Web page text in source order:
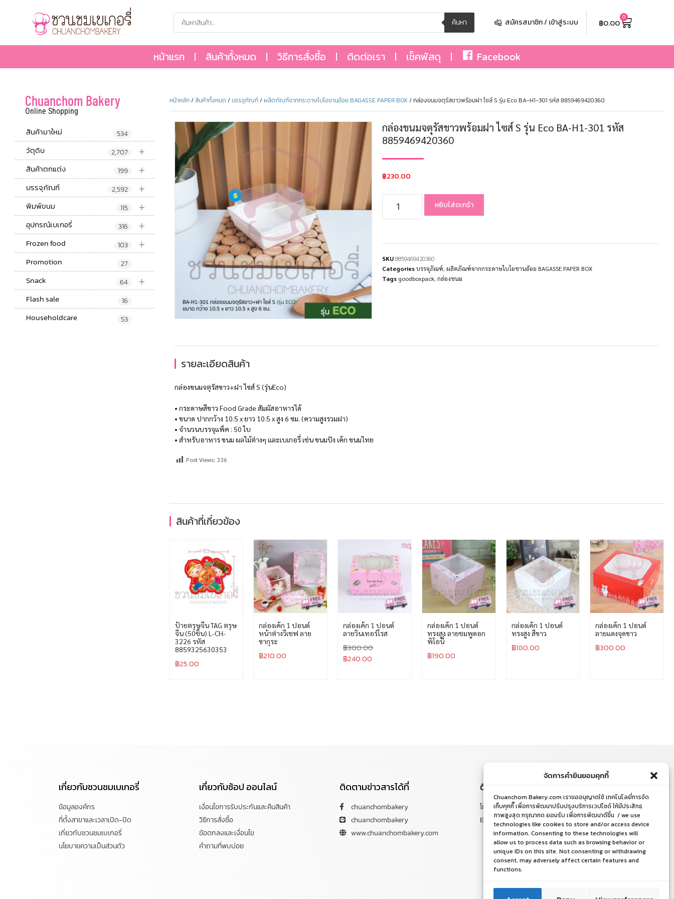
จัดการคำยินยอมคุกกี้
Chuanchom Bakery.com เราขออนุญาตใช้ เทคโนโลยี่การจัด
เก็บคุกกี๊ เพื่อการพัฒนาปรับปรุงบริการเวปไซด์ ให้มีประสิทธฺ
ภาพสูงสุด กรุณากด ยอมรับ เพื่อการพัฒนาดีขึ้น / we use
technologies like cookies to store and/or access device
information. Consenting to these technologies will
allow us to process data such as browsing behavior or
unique IDs on this site. Not consenting or withdrawing
consent, may adversely affect certain features and
functions.
ค้นหา สมัครสมาชิก / เข้าสู่ระบบ ฿0.00 0
หน้าแรก สินค้าทั้งหมด วิธีการสั่งซื้อ ติดต่อเรา เช็คพัสดุ Facebook
Chuanchom Bakery
Online Shopping
สินค้ามาใหม่ 534
+
วัตุดิบ 2,707
+
สินค้าตกแต่ง 199
+
บรรจุภัณฑ์ 2,592
+
พิมพ์ขนม 115
+
อุปกรณ์เบเกอรี่ 316
+
Frozen food 103
Promotion 27
+
Snack 64
Flash sale 16
Householdcare 53
หน้าหลัก/สินค้าทั้งหมด /บรรจุภัณฑ์/ผลิตภัณฑ์จากกระดาษไบโอชานอ้อย BAGASSE PAPER BOX / กล่องขนมจตุรัสขาวพร้อมฝา ไซส์ S รุ่น Eco BA-H1-301 รหัส 8859469420360
กล่องขนมจตุรัสขาวพร้อมฝา ไซส์ S รุ่น Eco BA-H1-301 รหัส
8859469420360
฿230.00
หยิบใส่ตะกร้า
SKU8859469420360
Categoriesบรรจุภัณฑ์ ผลิตภัณฑ์จากกระดาษไบโอชานอ้อย BAGASSE PAPER BOX
Tags goodboxpack, กล่องขนม
รายละเอียดสินค้า
กล่องขนมจตุรัสขาว+ฝา ไซส์ S (รุ่นEco)
• กระดาษสีขาว Food Grade สัมผัสอาหารได้
• ขนาด ปากกว้าง 10.5 x ยาว 10.5 x สูง 6 ซม. (ความสูงรวมฝา)
• จำนวนบรรจุแพ็ค : 50 ใบ
• สำหรับอาหาร ขนม ผลไม้ต่างๆ และเบเกอรี่ เช่น ขนมปัง เค้ก ขนมไทย
Post Views: 336
สินค้าที่เกี่ยวข้อง
ป้ายตรุษจีน TAG ตรุษ
จีน (50ชิ้น) L-CH-
3226 รหัส
8859325630353
฿25.00
กล่องเค้ก 1 ปอนด์
หน้าต่างวีเชฟ ลาย
ซากุระ
฿210.00
กล่องเค้ก 1 ปอนด์
ลายวินเทอร์โรส
฿300.00
฿240.00
กล่องเค้ก 1 ปอนด์
ทรงสูง ลายชมพูดอก
พิโอนี่
฿190.00
กล่องเค้ก 1 ปอนด์
ทรงสูง สีขาว
฿180.00
กล่องเค้ก 1 ปอนด์
ลายแดงจุดขาว
฿300.00
เกี่ยวกับชวนชมเบเกอรี่
ข้อมูลองค์กร
ที่ตั้งสาขาและเวลาเปิด-ปิด
เกี่ยวกับชวนชมเบเกอรี่
นโยบายความเป็นส่วนตัว
เกี่ยวกับช้อป ออนไลน์
เงื่อนไขการรับประกันและคืนสินค้า
วิธีการสั่งซื้อ
ข้อตกลงและเงื่อนไข
คำถามที่พบบ่อย
ติดตามข่าวสารได้ที่
chuanchombakery
chuanchombakery
www.chuanchombakery.com
ติดต่อสอบถาม
โทร. 065-526-2325, 02 519 8212
E-mail : chuanchom.bakery@gmail.com